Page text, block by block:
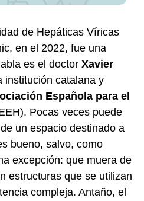
de Hepáticas Víricas
en el 2022, fue una
es el doctor Xavier
institución catalana y
Española para el
Pocas veces puede
un espacio destinado a
bueno, salvo, como
excepción: que muera de
estructuras que se utilizan
compleja. Antaño, el